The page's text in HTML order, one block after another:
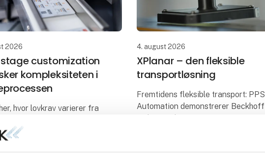
2026
customization
kompleksiteten i
hvor lovkrav varierer fra
grad er fragmenteret på
mange produktvarianter, er
4. august 2026
XPlanar – den fleksible
transportløsning
Fremtidens fleksible transport: PPS
Automation demonstrerer Beckhoff
løbende med at teste og